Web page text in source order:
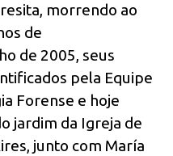
morrendo ao
de
de 2005, seus
pela Equipe
Forense e hoje
jardim da Igreja de
junto com María